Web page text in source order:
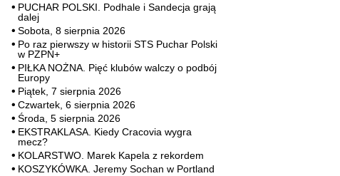
PUCHAR POLSKI. Podhale i Sandecja grają
dalej
Sobota, 8 sierpnia 2026
Po raz pierwszy w historii STS Puchar Polski
w PZPN+
PIŁKA NOŻNA. Pięć klubów walczy o podbój
Europy
Piątek, 7 sierpnia 2026
Czwartek, 6 sierpnia 2026
Środa, 5 sierpnia 2026
EKSTRAKLASA. Kiedy Cracovia wygra
mecz?
KOLARSTWO. Marek Kapela z rekordem
KOSZYKÓWKA. Jeremy Sochan w Portland